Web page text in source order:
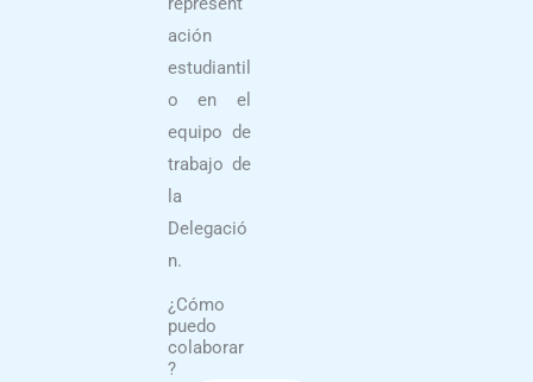
ación
estudiantil
o en el
equipo de
trabajo de
la
Delegació
n.
¿Cómo
puedo
colaborar
?